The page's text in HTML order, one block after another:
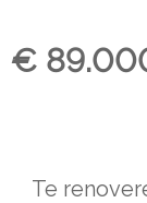
€
Te